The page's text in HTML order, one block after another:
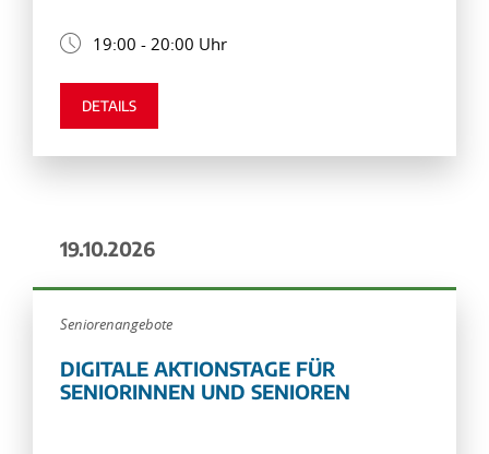
19:00 - 20:00 Uhr
DETAILS
19.10.2026
Seniorenangebote
DIGITALE AKTIONSTAGE FÜR
SENIORINNEN UND SENIOREN